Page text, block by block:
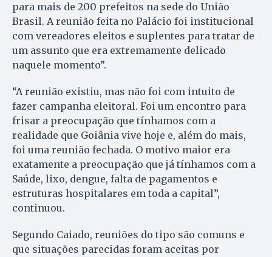
para mais de 200 prefeitos na sede do União
Brasil. A reunião feita no Palácio foi institucional
com vereadores eleitos e suplentes para tratar de
um assunto que era extremamente delicado
naquele momento”.
“A reunião existiu, mas não foi com intuito de
fazer campanha eleitoral. Foi um encontro para
frisar a preocupação que tínhamos com a
realidade que Goiânia vive hoje e, além do mais,
foi uma reunião fechada. O motivo maior era
exatamente a preocupação que já tínhamos com a
Saúde, lixo, dengue, falta de pagamentos e
estruturas hospitalares em toda a capital”,
continuou.
Segundo Caiado, reuniões do tipo são comuns e
que situações parecidas foram aceitas por